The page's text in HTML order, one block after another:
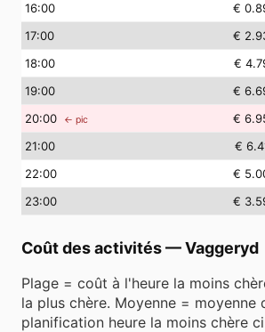
16:00 €
17:00 €
18:00 €
19:00 €
20:00 ← pic €
21:00 €
22:00 €
23:00 €
Coût des activités—Vaggeryd
Plage = coût à l'heure la moins
la plus chère. Moyenne = moyenne
planification heure la moins chère